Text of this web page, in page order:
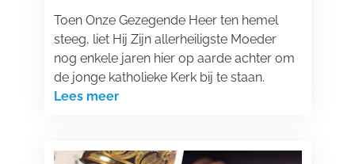
Toen Onze Gezegende Heer ten hemel
steeg, liet Hij Zijn allerheiligste Moeder
nog enkele jaren hier op aarde achter om
de jonge katholieke Kerk bij te staan.
Lees meer